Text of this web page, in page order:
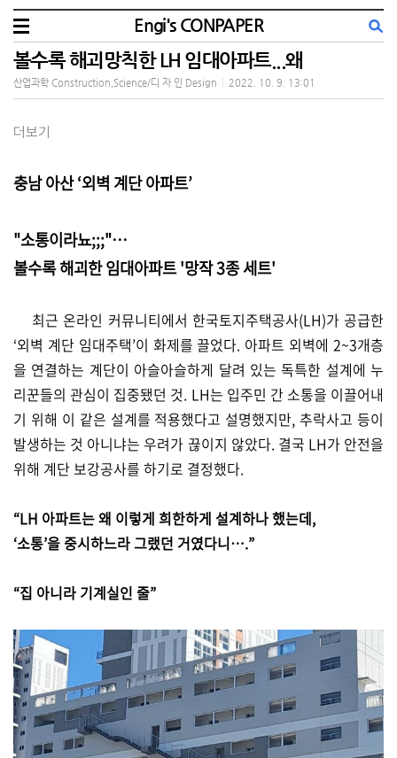
Engi's CONPAPER
볼수록 해괴망칙한 LH 임대아파트...왜
산업과학 Construction,Science/디 자 인 Design 2022. 10. 9. 13:01
더보기
충남 아산 ‘외벽 계단 아파트’
"소통이라뇨;;;"…
볼수록 해괴한 임대아파트 '망작 3종 세트'
최근 온라인 커뮤니티에서 한국토지주택공사(LH)가 공급한
‘외벽 계단 임대주택’이 화제를 끌었다. 아파트 외벽에 2~3개층
을 연결하는 계단이 아슬아슬하게 달려 있는 독특한 설계에 누
리꾼들의 관심이 집중됐던 것. LH는 입주민 간 소통을 이끌어내
기 위해 이 같은 설계를 적용했다고 설명했지만, 추락사고 등이
발생하는 것 아니냐는 우려가 끊이지 않았다. 결국 LH가 안전을
위해 계단 보강공사를 하기로 결정했다.
“LH 아파트는 왜 이렇게 희한하게 설계하나 했는데,
‘소통’을 중시하느라 그랬던 거였다니….”
“집 아니라 기계실인 줄”